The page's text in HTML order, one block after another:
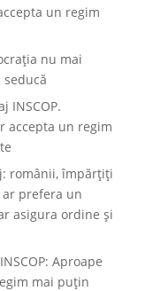
un regim
nu mai
INSCOP.
accepta un regim
românii, împărțiți
prefera un
asigura ordine și
Aproape
mai puțin